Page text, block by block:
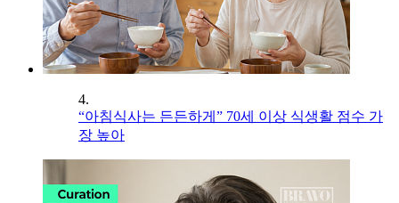
4.
“아침식사는 든든하게” 70세 이상 식생활 점수 가
장 높아